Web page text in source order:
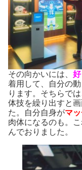
その向かいには、
着用して、自分の
ります。そちらで
体技を繰り出すと
た。自分自身がマ
肉体になるのも。
んでおりました。